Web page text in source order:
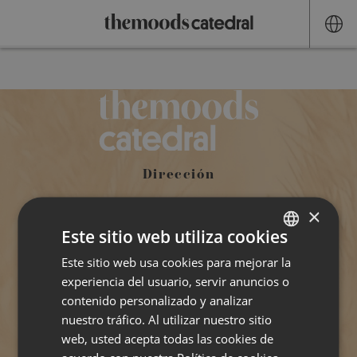
Home
Hotel
Habitaciones
Galería
Barcelona
Contacto
Salida
Adultos
Código promocional
RESERVAR
Idiomas
THEMOODS HOTELS
ESPAÑOL
FRANÇAIS
CATALÀ
PROMOCIONES
Dirección
Pl. de Ramon Berenguer el Gran, 2,
Ascensor izquierdo. 1º piso planta "H",
Ciutat Vella, 08002 Barcelona, (España)
LLEGAR
Contacto
SPANISH
ENGLISH
CATALAN
×
Este sitio web utiliza cookies
Este sitio web usa cookies para mejorar la
experiencia del usuario, servir anuncios o
contenido personalizado y analizar
nuestro tráfico. Al utilizar nuestro sitio
web, usted acepta todas las cookies de